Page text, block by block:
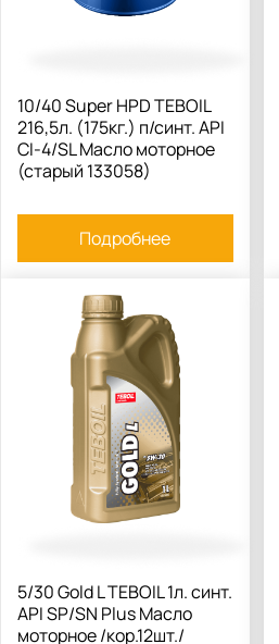
10/40 Super HPD TEBOIL
216,5л. (175кг.) п/синт. API
CI-4/SL Масло моторное
(старый 133058)
Подробнее
5/30 Gold L TEBOIL 1л. синт.
API SP/SN Plus Масло
моторное /кор.12шт./